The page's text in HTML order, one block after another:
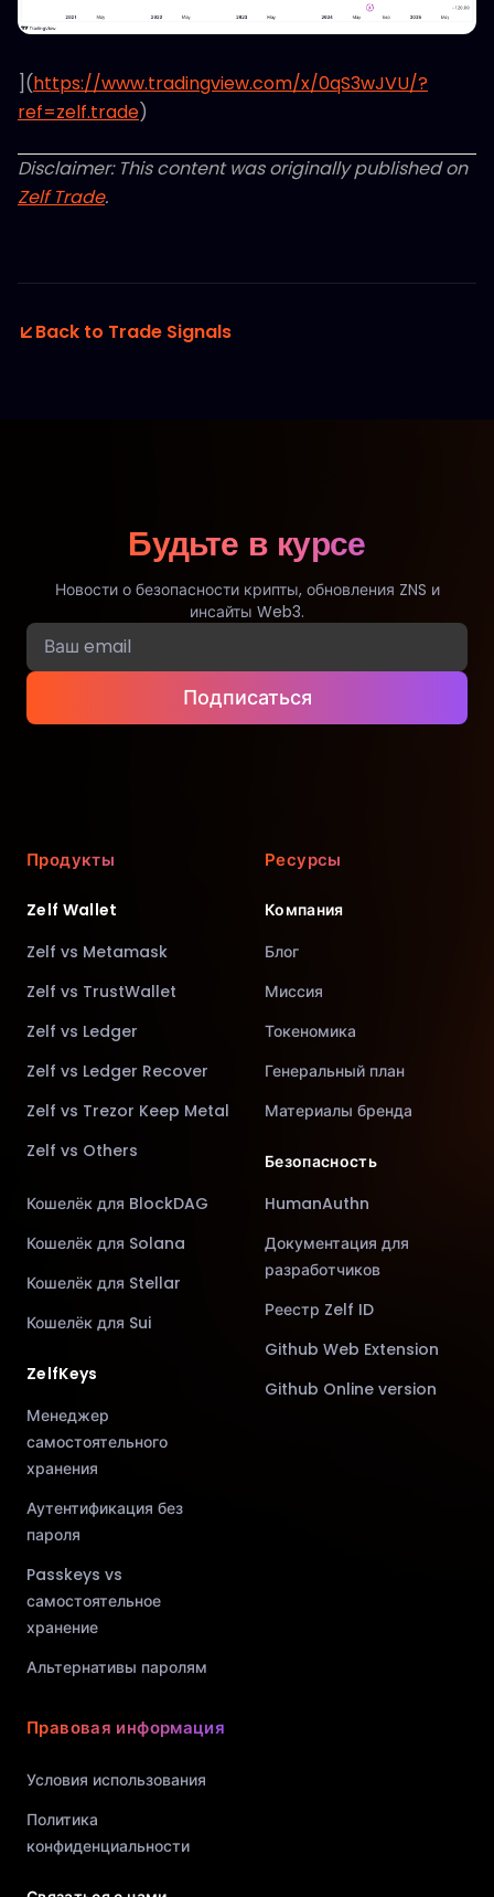
](https://www.tradingview.com/x/0qS3wJVU/?
ref=zelf.trade)
Disclaimer: This content was originally published on
Zelf Trade.
Back to Trade Signals
Будьте в курсе
Новости о безопасности крипты, обновления ZNS и
инсайты Web3.
Подписаться
Продукты
Zelf Wallet
Zelf vs Metamask
Zelf vs TrustWallet
Zelf vs Ledger
Zelf vs Ledger Recover
Zelf vs Trezor Keep Metal
Zelf vs Others
Кошелёк для BlockDAG
Кошелёк для Solana
Кошелёк для Stellar
Кошелёк для Sui
ZelfKeys
Менеджер
самостоятельного
хранения
Аутентификация без
пароля
Passkeys vs
самостоятельное
хранение
Альтернативы паролям
Ресурсы
Компания
Блог
Миссия
Токеномика
Генеральный план
Материалы бренда
Безопасность
HumanAuthn
Документация для
разработчиков
Реестр Zelf ID
Github Web Extension
Github Online version
Правовая информация
Условия использования
Политика
конфиденциальности